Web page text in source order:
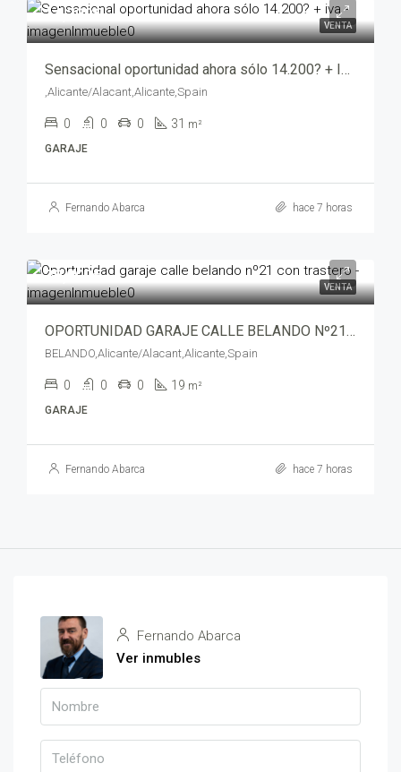
VENTA
14,200€
Sensacional oportunidad ahora sólo 14.200? + IVA – mv203939-2469
,Alicante/Alacant,Alicante,Spain
0 0 0 31 m²
GARAJE
Fernando Abarca hace 7 horas
VENTA
30,000€
OPORTUNIDAD GARAJE CALLE BELANDO Nº21 CON TRASTERO – abj05370-722
BELANDO,Alicante/Alacant,Alicante,Spain
0 0 0 19 m²
GARAJE
Fernando Abarca hace 7 horas
Fernando Abarca
Ver inmubles